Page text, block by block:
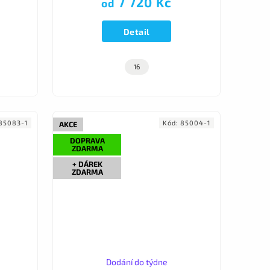
od
Detail
do váhy 130 kg.
16
1
AKCE
DOPRAVA
ZDARMA
+ DÁREK
ZDARMA
Dodání do týdne
Kód: 85004-1